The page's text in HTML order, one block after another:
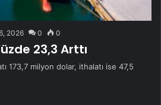
2026 0 0
23,3 Arttı
173,7 milyon dolar, ithalatı ise 47,5